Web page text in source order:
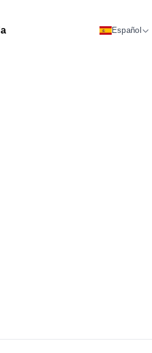
Español